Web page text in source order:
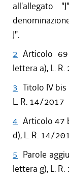
all'allegato
J".
2 Articolo
lettera a), L.
3 Titolo IV
L. R. 14/2017
4 Articolo 47
d), L. R. 14/
5 Parole
lettera g), L.